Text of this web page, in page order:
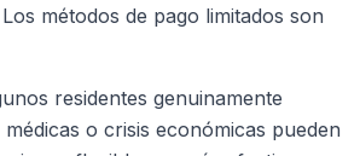
métodos de pago limitados son
residentes genuinamente
o crisis económicas pueden